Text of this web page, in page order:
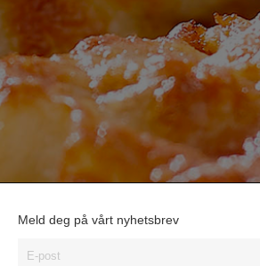
Meld deg på vårt nyhetsbrev